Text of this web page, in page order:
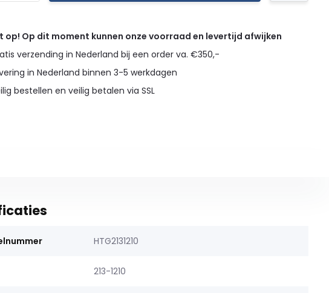
op! Op dit moment kunnen onze voorraad en levertijd afwijken
verzending in Nederland bij een order va. €350,-
in Nederland binnen 3-5 werkdagen
bestellen en veilig betalen via SSL
HTG2131210
213-1210